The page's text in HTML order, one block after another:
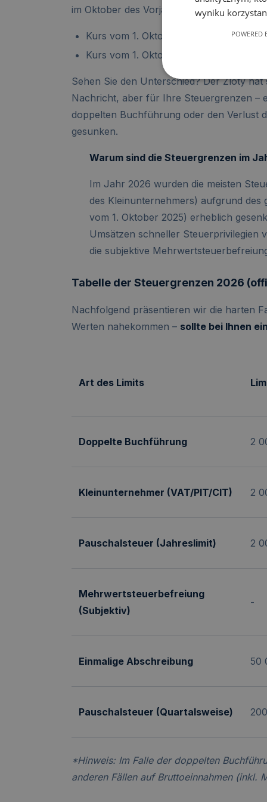
im Oktober des Vorjahres verwendet.
Kurs vom 1. Oktober 2024 (für das
Kurs vom 1. Oktober 2025 (für das
Sehen Sie den Unterschied? Der Zloty
Nachricht, aber für Ihre Steuergrenzen –
doppelten Buchführung oder den Verlust
gesunken.
Warum sind die Steuergrenzen im
Im Jahr 2026 wurden die meisten
des Kleinunternehmers) aufgrund des
vom 1. Oktober 2025) erheblich
Umsätzen schneller Steuerprivilegien
die subjektive
Tabelle der Steuergrenzen 2026
Nachfolgend präsentieren wir die harten
Werten nahekommen – sollte bei Ihnen
Art des Limits
Doppelte Buchführung 2
Kleinunternehmer (VAT/PIT/CIT) 2
Pauschalsteuer (Jahreslimit) 2
Mehrwertsteuerbefreiung
(Subjektiv)
-
Einmalige Abschreibung 50
Pauschalsteuer (Quartalsweise)
*Hinweis: Im Falle der doppelten
anderen Fällen auf Bruttoeinnahmen (inkl.
wyniku
POWERED